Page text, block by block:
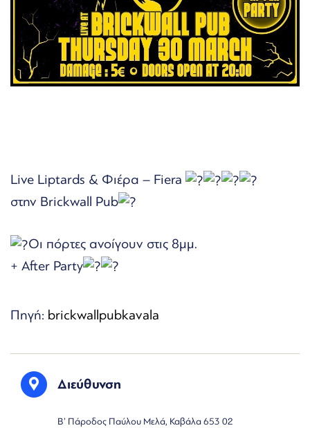
Live Liptards & Φιέρα – Fiera
στην Brickwall Pub
Οι πόρτες ανοίγουν στις 8μμ.
+ After Party
Πηγή: brickwallpubkavala
Διεύθυνση
Β’ Πάροδος Παύλου Μελά, Καβάλα 653 02